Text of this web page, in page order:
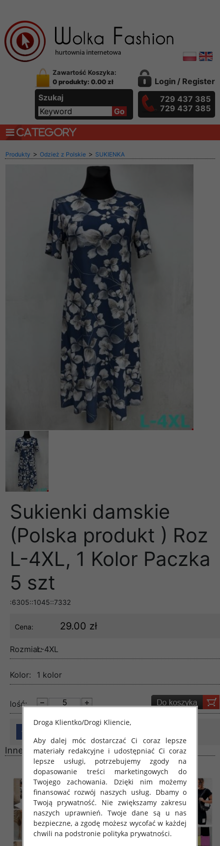
Zawartość Koszyka:
0 produkty: 0.00 zł
Szukaj
Login / Register
729 437 385
729 437 385
CATEGORY
Produkty > Odzież z Polskie > SUKIENKA
Sukienki damskie
(Polska produkt ) Roz
L-4XL, 1 Kolor Paczka
5 szt
:6305::1045::7332
Cena: 29.00 zł
Rozmiar:L-4XL
Kolor: 1 kolor
lość:
Inne produkty
Droga Klientko/Drogi Kliencie,
Aby dalej móc dostarczać Ci coraz lepsze
materiały redakcyjne i udostępniać Ci coraz
lepsze usługi, potrzebujemy zgody na
dopasowanie treści marketingowych do
Twojego zachowania. Dzięki nim możemy
finansować rozwój naszych usług. Dbamy o
Twoją prywatność. Nie zwiększamy zakresu
naszych uprawnień. Twoje dane są u nas
bezpieczne, a zgodę możesz wycofać w każdej
chwili na podstronie polityka prywatności.